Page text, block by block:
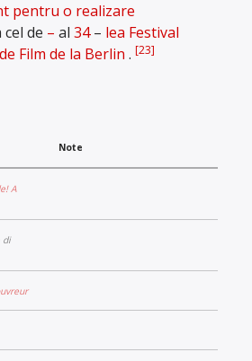
pentru o realizare
cel de – al34– lea Festival
Film de la Berlin .[23]
Note
A
di